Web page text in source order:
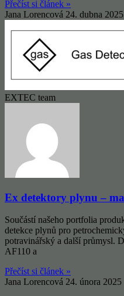
Přečíst si článek »
Jana Lorencová 24. dubna 2025
EXTEC team
Ex detektory plynu –
Součástí našeho portfolia
detekce plynů pro
potravinářský a další průmysl.
AF110 a
Přečíst si článek »
Jana Lorencová 24. února 2025